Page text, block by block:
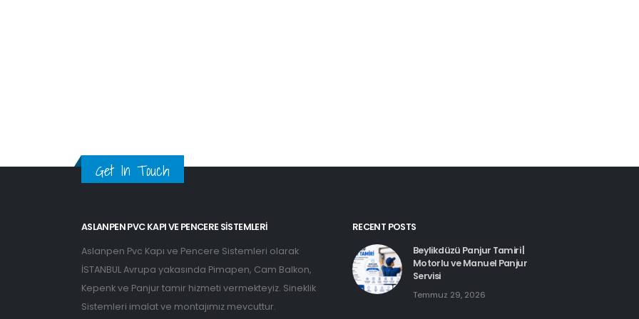
Get In Touch
ASLANPEN PVC KAPI VE PENCERE SISTEMLERI
Aslanpen Pvc Kapı ve Pencere Sistemleri olarak
İSTANBUL Avrupa yakasında Pimapen, Cam Balkon,
Kepenk ve Panjur tamir hizmeti vermekteyiz. Sineklik
Sistemleri imalat ve montajımız mevcuttur.
RECENT POSTS
Beylikdüzü Panjur Tamiri |
Motorlu ve Manuel Panjur
Servisi
Temmuz 29, 2026